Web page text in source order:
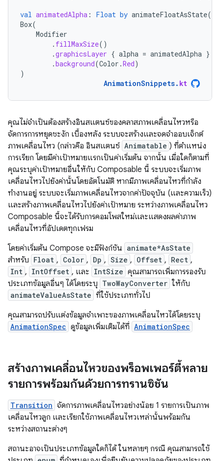
val animatedAlpha : Float by animateFloatAsState(
Box(
Modifier
. fillMaxSize()
.graphicsLayer { alpha = animatedAlpha }
.background(Color .Red)
)
AnimationSnippets. kt
คุณไม่จำเป็นต้องสร้างอินสแตนซ์ของคลาสภาพเคลื่อนไหวหรือ
จัดการการหยุดชะงัก เบื้องหลัง ระบบจะสร้างและจดจำออบเจ็กต์
ภาพเคลื่อนไหว (กล่าวคือ อินสแตนซ์ Animatable ) ที่ตำแหน่ง
การเรียก โดยมีค่าเป้าหมายแรกเป็นค่าเริ่มต้น จากนั้น เมื่อใดก็ตามที่
คุณระบุค่าเป้าหมายอื่นให้กับ Composable นี้ ระบบจะเริ่มภาพ
เคลื่อนไหวไปยังค่านั้นโดยอัตโนมัติ หากมีภาพเคลื่อนไหวที่กำลัง
ทำงานอยู่ ระบบจะเริ่มภาพเคลื่อนไหวจากค่าปัจจุบัน (และความเร็ว)
และสร้างภาพเคลื่อนไหวไปยังค่าเป้าหมาย ระหว่างภาพเคลื่อนไหว
Composable นี้จะได้รับการคอมโพสใหม่และแสดงผลค่าภาพ
เคลื่อนไหวที่อัปเดตทุกเฟรม
โดยค่าเริ่มต้น Compose จะมีฟังก์ชัน animate*AsState
สำหรับ Float , Color , Dp , Size , Offset , Rect ,
Int , IntOffset , และ IntSize คุณสามารถเพิ่มการรองรับ
ประเภทข้อมูลอื่นๆ ได้โดยระบุ TwoWayConverter ให้กับ
animateValueAsState ที่ใช้ประเภททั่วไป
คุณสามารถปรับแต่งข้อมูลจำเพาะของภาพเคลื่อนไหวได้โดยระบุ
AnimationSpec ดูข้อมูลเพิ่มเติมได้ที่ AnimationSpec
สร้างภาพเคลื่อนไหวของพร็อพเพอร์ตี้หลาย
รายการพร้อมกันด้วยการทรานซิชัน
Transition จัดการภาพเคลื่อนไหวอย่างน้อย 1 รายการเป็นภาพ
เคลื่อนไหวลูก และเรียกใช้ภาพเคลื่อนไหวเหล่านั้นพร้อมกัน
ระหว่างสถานะต่างๆ
สถานะอาจเป็นประเภทข้อมูลใดก็ได้ ในหลายๆ กรณี คุณสามารถใช้